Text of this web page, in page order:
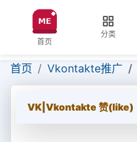
首页
分类
首页 Vkontakte推广
VK|Vkontakte 赞(like)